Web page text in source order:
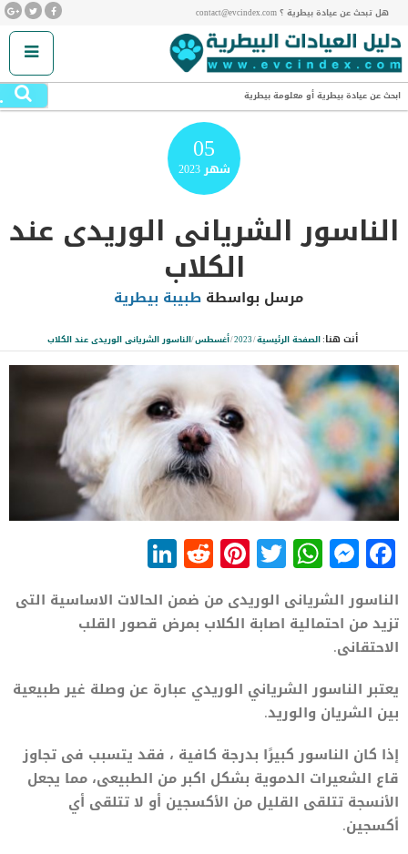
هل تبحث عن عيادة بيطرية ؟ contact@evcindex.com
ابحث عن عيادة بيطرية أو معلومة بيطرية
05
شهر2023
الناسور الشريانى الوريدى عند
الكلاب
مرسل بواسطة طبيبة بيطرية
أنت هنا:الصفحة الرئيسية/
2023
/أغسطس/الناسور الشريانى الوريدى عند الكلاب
Facebook
Messenger
WhatsApp
Twitter
Pinterest
Reddit
الناسور الشريانى الوريدى من ضمن الحالات الاساسية التى
تزيد من احتمالية اصابة الكلاب بمرض قصور القلب
الاحتقانى.
يعتبر الناسور الشرياني الوريدي عبارة عن وصلة غير طبيعية
بين الشريان والوريد.
إذا كان الناسور كبيرًا بدرجة كافية ، فقد يتسبب فى تجاوز
قاع الشعيرات الدموية بشكل اكبر من الطبيعى، مما يجعل
الأنسجة تتلقى القليل من الأكسجين أو لا تتلقى أي
أكسجين.